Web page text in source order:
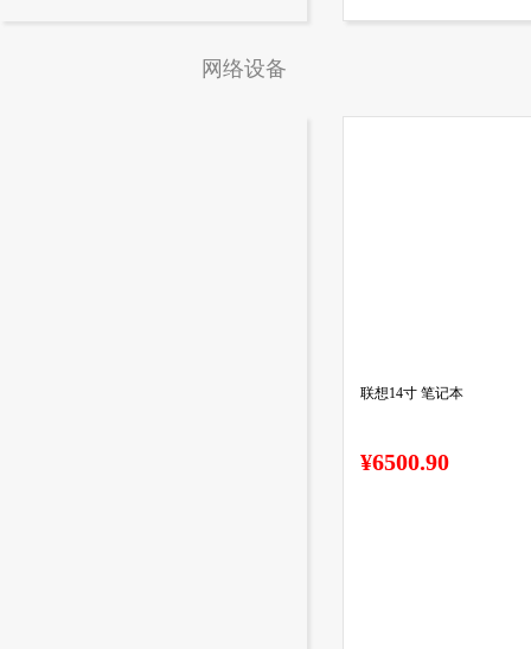
网络设备
联想14寸 笔记本
¥6500.90